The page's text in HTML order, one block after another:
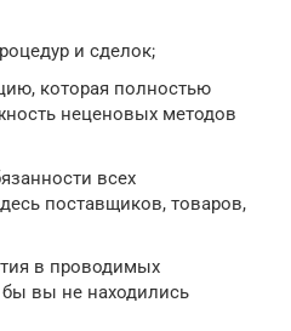
и сделок;
которая полностью
неценовых методов
всех
поставщиков, товаров,
в проводимых
бы вы не находились